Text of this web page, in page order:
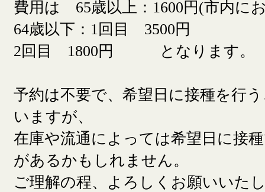
費用は 65歳以上：1600円(市内に
64歳以下：1回目 3500円
2回目 1800円 となります。
予約は不要で、希望日に接種を行
いますが、
在庫や流通によっては希望日に接
があるかもしれません。
ご理解の程、よろしくお願いいた